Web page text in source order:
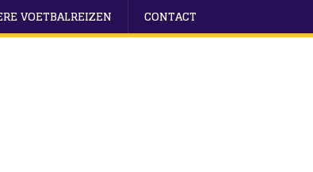
VOETBALREIZEN CONTACT